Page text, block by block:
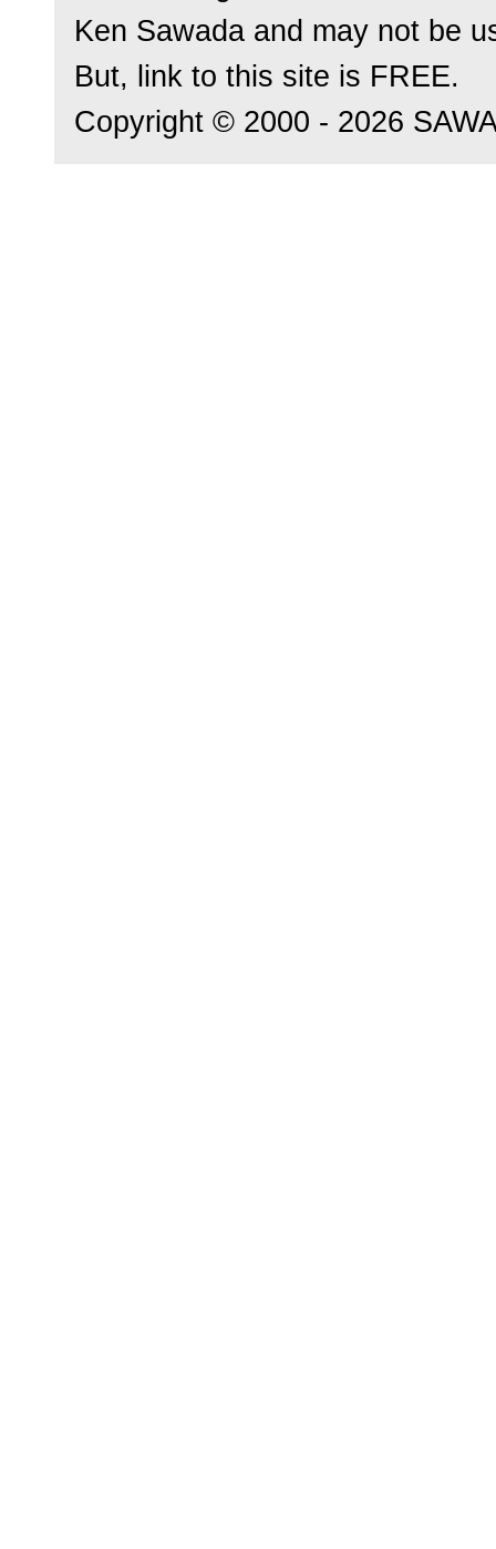
Ken Sawada and may not be
But, link to this site is FREE.
Copyright © 2000 - 2026